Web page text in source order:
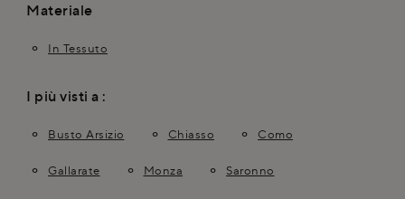
Materiale
In Tessuto
I più visti a :
Busto Arsizio Chiasso Como
Gallarate Monza Saronno